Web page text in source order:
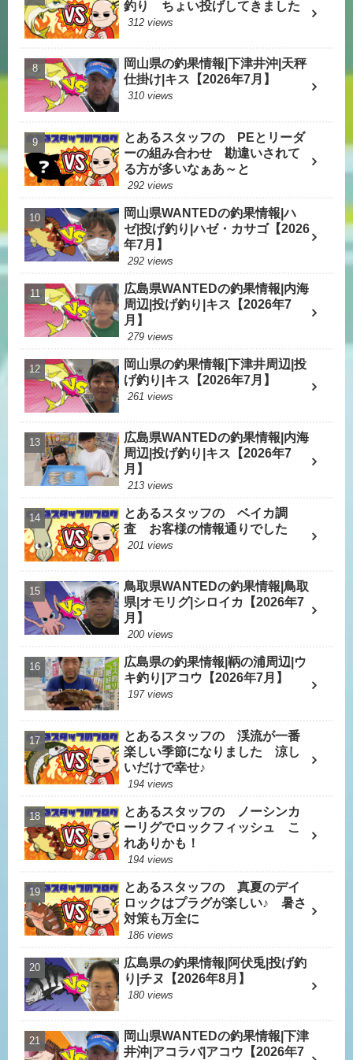
釣り ちょい投げしてきました
312 views
岡山県の釣果情報|下津井沖|天秤
仕掛け|キス【2026年7月】
310 views
とあるスタッフの PEとリーダ
ーの組み合わせ 勘違いされて
る方が多いなぁあ～と
292 views
岡山県WANTEDの釣果情報|ハ
ゼ|投げ釣り|ハゼ・カサゴ【2026
年7月】
292 views
広島県WANTEDの釣果情報|内海
周辺|投げ釣り|キス【2026年7
月】
279 views
岡山県の釣果情報|下津井周辺|投
げ釣り|キス【2026年7月】
261 views
広島県WANTEDの釣果情報|内海
周辺|投げ釣り|キス【2026年7
月】
213 views
とあるスタッフの ベイカ調
査 お客様の情報通りでした
201 views
鳥取県WANTEDの釣果情報|鳥取
県|オモリグ|シロイカ【2026年7
月】
200 views
広島県の釣果情報|鞆の浦周辺|ウ
キ釣り|アコウ【2026年7月】
197 views
とあるスタッフの 渓流が一番
楽しい季節になりました 涼し
いだけで幸せ♪
194 views
とあるスタッフの ノーシンカ
ーリグでロックフィッシュ こ
れありかも！
194 views
とあるスタッフの 真夏のデイ
ロックはプラグが楽しい♪ 暑さ
対策も万全に
186 views
広島県の釣果情報|阿伏兎|投げ釣
り|チヌ【2026年8月】
180 views
岡山県WANTEDの釣果情報|下津
井沖|アコラバ|アコウ【2026年7